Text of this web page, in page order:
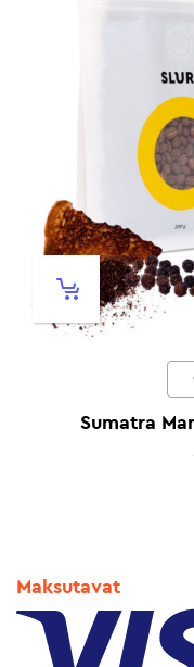
Sumatra
Maksutavat